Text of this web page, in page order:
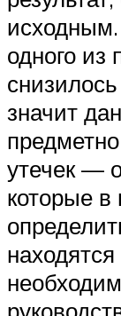
одного из
значит
утечек —
которые в